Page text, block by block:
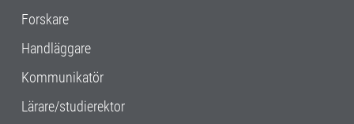
Forskare
Handläggare
Kommunikatör
Lärare/studierektor